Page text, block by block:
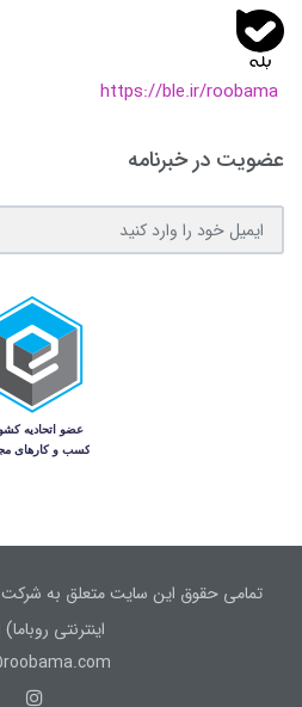
https://ble.ir/roobama
عضویت در خبرنامه
تمامی حقوق این سایت متعلق به شرکت
اینترنتی